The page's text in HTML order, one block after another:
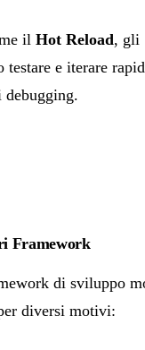
il Hot Reload, gli
e iterare
Framework
di sviluppo
diversi motivi: